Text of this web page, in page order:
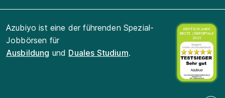
Azubiyo ist eine der führenden Spezial-
Jobbörsen für
Ausbildung und Duales Studium.